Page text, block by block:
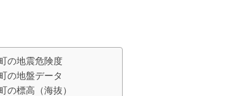
の地震危険度
の地盤データ
の標高（海抜）